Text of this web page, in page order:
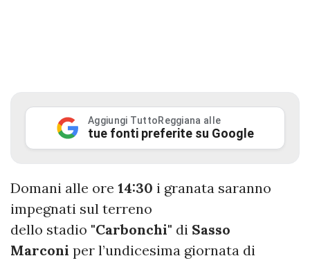
Aggiungi TuttoReggiana alle
tue fonti preferite su Google
Domani alle ore 14:30 i granata saranno
impegnati sul terreno
dello stadio "Carbonchi" di Sasso
Marconi per l’undicesima giornata di